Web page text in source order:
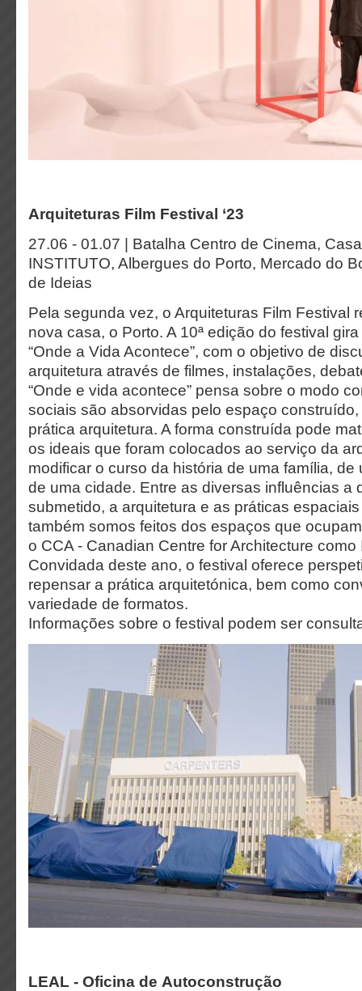
Arquiteturas Film Festival ‘23
27.06 - 01.07 | Batalha Centro de Cinema,
INSTITUTO, Albergues do Porto, Mercado do
de Ideias
Pela segunda vez, o Arquiteturas Film Festival
nova casa, o Porto. A 10ª edição do festival
“Onde a Vida Acontece”, com o objetivo de
arquitetura através de filmes, instalações,
“Onde e vida acontece” pensa sobre o modo
sociais são absorvidas pelo espaço
prática arquitetura. A forma construída pode
os ideais que foram colocados ao serviço da
modificar o curso da história de uma família, de
de uma cidade. Entre as diversas influências a
submetido, a arquitetura e as práticas
também somos feitos dos espaços que
o CCA - Canadian Centre for Architecture como
Convidada deste ano, o festival oferece
repensar a prática arquitetónica, bem como
variedade de formatos.
Informações sobre o festival podem ser
LEAL - Oficina de Autoconstrução